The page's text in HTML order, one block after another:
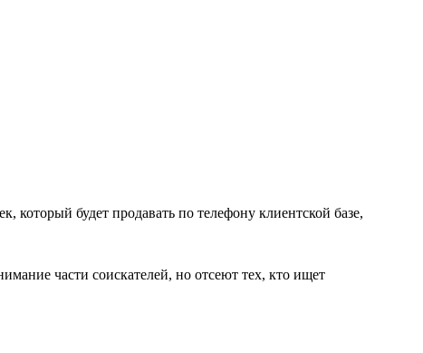
который будет продавать по телефону клиентской базе,
части соискателей, но отсеют тех, кто ищет